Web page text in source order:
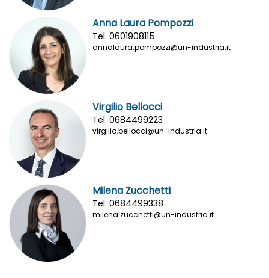
Anna Laura Pompozzi
Tel. 0601908115
annalaura.pompozzi@un-industria.it
Virgilio Bellocci
Tel. 0684499223
virgilio.bellocci@un-industria.it
Milena Zucchetti
Tel. 0684499338
milena.zucchetti@un-industria.it